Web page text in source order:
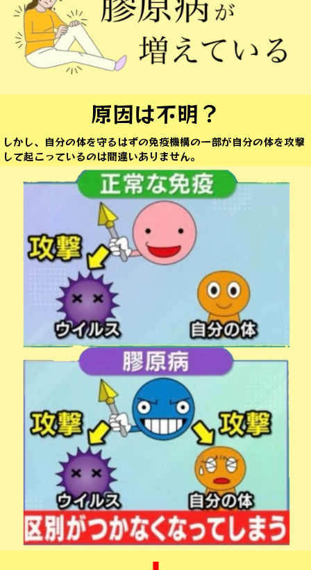
原因は不明？
しかし、自分の体を守るはずの免疫機構の一部が自分の体を攻撃
して起こっているのは間違いありません。